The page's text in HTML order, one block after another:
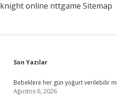
knight online nttgame Sitemap
Sidebar
Son Yazılar
Bebeklere her gün yoğurt verilebilir
Ağustos 6, 2026